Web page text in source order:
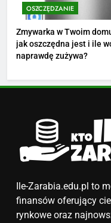
4
6
OSZCZĘDZANIE
Zmywarka w Twoim
jak oszczędna jest i ile
naprawdę zużywa?
Ile-Zarabia.edu.pl to
finansów oferujący
rynkowe oraz